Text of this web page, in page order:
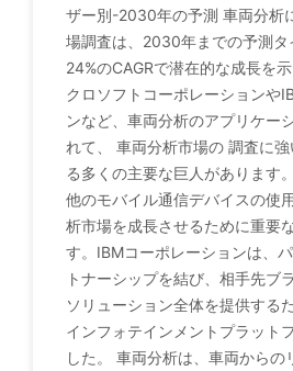
ザー別-2030年の予測 車両分析
場調査は、2030年までの予測タ
24%のCAGRで潜在的な成長を
クロソフトコーポレーションや
ンなど、車両分析のアプリケー
れて、 車両分析市場の 調査に
る多くの主要な巨人があります
他のモバイル通信デバイスの使
析市場を成長させるために重要
す。IBMコーポレーションは、
トナーシップを結び、相手先ブ
ソリューション全体を提供する
インフォテインメントプラット
した。 車両分析は、車両からの